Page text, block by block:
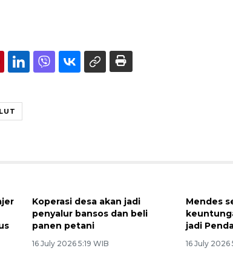
Koperasi desa akan jadi
penyalur bansos dan beli
panen petani
16 July 2026 5:19 WIB
Mendes
jadi
16 July 2026